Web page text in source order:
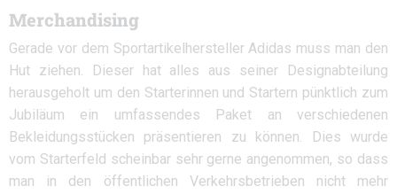
Merchandising
Gerade vor dem Sportartikelhersteller Adidas muss man den
Hut ziehen. Dieser hat alles aus seiner Designabteilung
herausgeholt um den Starterinnen und Startern pünktlich zum
Jubiläum ein umfassendes Paket an verschiedenen
Bekleidungsstücken präsentieren zu können. Dies wurde
vom Starterfeld scheinbar sehr gerne angenommen, so dass
man in den öffentlichen Verkehrsbetrieben nicht mehr